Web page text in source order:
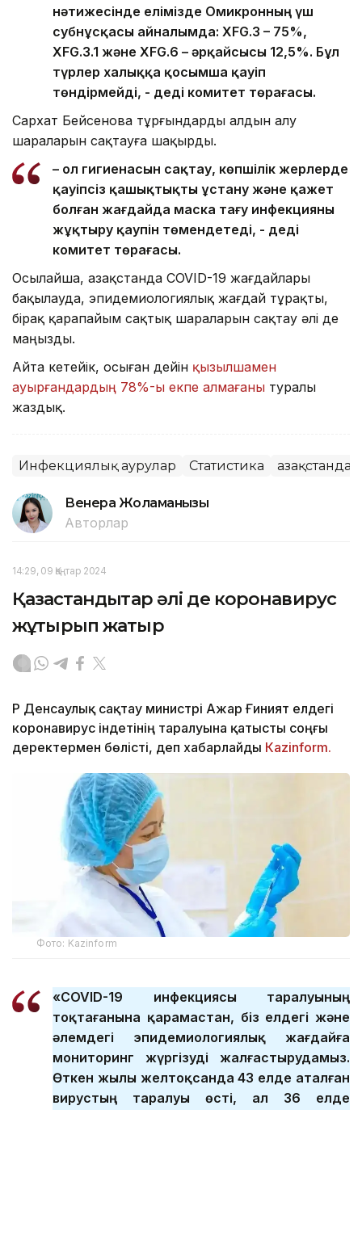
нәтижесінде елімізде Омикронның үш
субнұсқасы айналымда: XFG.3 – 75%,
XFG.3.1 және XFG.6 – әрқайсысы 12,5%. Бұл
түрлер халыққа қосымша қауіп
төндірмейді, - деді комитет төрағасы.
Сархат Бейсенова тұрғындарды алдын алу
шараларын сақтауға шақырды.
– Қол гигиенасын сақтау, көпшілік жерлерде
қауіпсіз қашықтықты ұстану және қажет
болған жағдайда маска тағу инфекцияны
жұқтыру қаупін төмендетеді, - деді
комитет төрағасы.
Осылайша, Қазақстанда COVID-19 жағдайлары
бақылауда, эпидемиологиялық жағдай тұрақты,
бірақ қарапайым сақтық шараларын сақтау әлі де
маңызды.
Айта кетейік, осыған дейін қызылшамен
ауырғандардың 78%-ы екпе алмағаны туралы
жаздық.
Инфекциялық аурулар Статистика
Венера Жоламанқызы
Авторлар
14:29, 09 Қаңтар 2024
Қазақстандықтар әлі де коронавирус
жұқтырып жатыр
ҚР Денсаулық сақтау министрі Ажар Ғиният елдегі
коронавирус індетінің таралуына қатысты соңғы
деректермен бөлісті, деп хабарлайды Кazinform.
Фото: Kazinform
«COVID-19 инфекциясы таралуының
тоқтағанына қарамастан, біз елдегі және
әлемдегі эпидемиологиялық жағдайға
мониторинг жүргізуді жалғастырудамыз.
Өткен жылы желтоқсанда 43 елде аталған
вирустың таралуы өсті, ал 36 елде